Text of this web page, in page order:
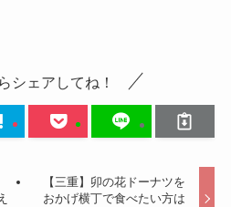
シェアしてね！
【三重】卯の花ドーナツを
おかげ横丁で食べたい方は